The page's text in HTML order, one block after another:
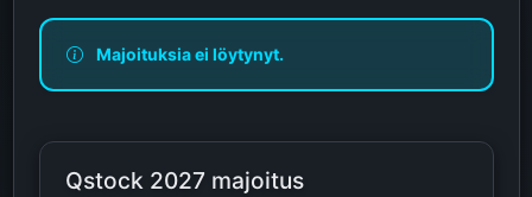
Majoituksia ei löytynyt.
Qstock 2027 majoitus